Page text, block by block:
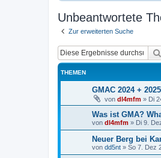
Unbeantwortete
Zur erweiterten Suche
THEMEN
GMAC 2024 + 2025
von dl4mfm » Di
Was ist GMA?
von dl4mfm » Di 9.
Neuer Berg bei
von dd5nt » So 7. Dez